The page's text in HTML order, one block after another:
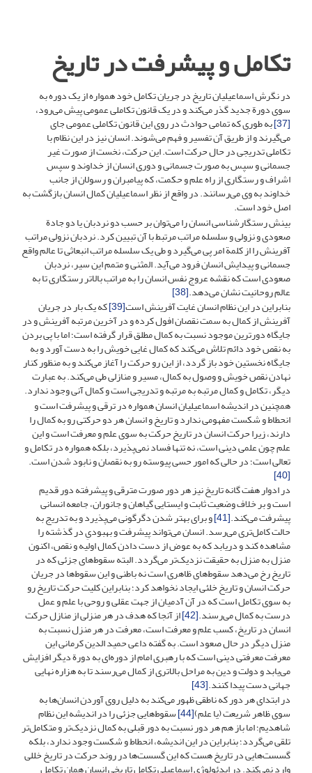
تکامل و پیشرفت در تاریخ
در نگرش اسماعیلیان تاریخ در جریان تکامل خود همواره از یک دوره به
سوی دورة جدید گذر می‌کند و در یک قانون تکاملی عمومی پیش می‌رود،
[37] به طوری که تمامی حوادث در روی این قانون تکاملی عمومی جای
می‌گیرند و از طریق آن تفسیر و فهم می‌شوند. انسان نیز در این نظام با
تکاملی تدریجی در حال حرکت است. این حرکت، نخست از صورت غیر
جسمانی و سپس به صورت جسمانی و دوری انسان از خداوند و سپس
اشراف و رستگاری از راه علم و حکمت، که پیامبران و رسولان از جانب
خداوند به وی می‌رسانند. در واقع از نظر اسماعیلیان کمال انسان بازگشت به
اصل خود است.
بینش رستگارشناسی انسان را می‌توان بر حسب دو نردبان یا دو جادة
صعودی و نزولی و سلسله مراتب مرتبط با آن تبیین کرد. نردبان نزولی مراتب
آفرینش را از کلمة امر پی می‌گیرد و طی یک سلسله مراتب انبعاثی تا عالم واقع
جسمانی و پیدایش انسان فرود می‌آید. المثنی و متمم این سیر، نردبان
صعودی است که نقشه عروج نفس انسان را به مراتب بالاتر رستگاری تا به
عالم روحانیت نشان می‌دهد.[38]
بنابراین در این نظام انسان غایت آفرینش است[39] که یک بار در جریان
آفرینش از کمال به سمت نقصان افول کرده و در آخرین مرتبه آفرینش و در
جایگاه دورترین موجود نسبت به کمال مطلق قرار گرفته است؛ اما با پی‌ بردن
به نقص خود دائم تلاش می‌کند که کمال غایی خویش را به دست آورد و به
جایگاه نخستین خود باز گردد، از این رو حرکت را آغاز می‌کند و به منظور کنار
نهادن نقص خویش و وصول به کمال، مسیر و منازلی طی می‌کند. به عبارت
دیگر، تکامل و کمال مرتبه به مرتبه و تدریجی است و کمال آنی وجود ندارد.
همچنین در اندیشه اسماعیلیان انسان همواره در ترقی و پیشرفت است و
انحطاط و شکست مفهومی ندارد و تاریخ و انسان هر دو حرکتی رو به کمال را
دارند، زیرا حرکت انسان در تاریخ حرکت به سوی علم و معرفت است و این
علم چون علمی دینی است، نه تنها فساد نمی‌پذیرد، بلکه همواره در تکامل و
تعالی است؛ در حالی که امور حسی پیوسته رو به نقصان و نابود شدن است.
[40]
در ادوار هفت گانه تاریخ نیز هر دور صورت مترقی و پیشرفته دور قدیم
است و بر خلاف وضعیت ثابت و ایستایی گیاهان و جانوران، جامعه انسانی
پیشرفت می‌کند.[41] و برای بهتر شدن دگرگونی می‌پذیرد و به تدریج به
حالت کامل‌تری می‌رسد. انسان می‌تواند پیشرفت و بهبودیِ در گذشته را
مشاهده کند و دریابد که به عوض از دست دادن کمال اولیه و نقص، اکنون
منزل به منزل به حقیقت نزدیک‌تر می‌گردد. البته سقوط‌های جزئی که در
تاریخ رخ می‌دهد سقوط‌های ظاهری است نه باطنی و این سقوط‌ها در جریان
حرکت انسان و تاریخ خلئی ایجاد نخواهد کرد؛ بنابراین کلیت حرکت تاریخ رو
به سوی تکامل است که در آن آدمیان از جهت عقلی و روحی با علم و عمل
درست به کمال می‌رسند.[42] از آنجا که هدف در هر منزلی از منازل حرکت
انسان در تاریخ، کسب علم و معرفت است، معرفت در هر منزل نسبت به
منزل دیگر در حال صعود است. به گفته داعی حمید الدین کرمانی این
معرفت معرفتی دینی است که با رهبری امام از دوره‌ای به دورة دیگر افزایش
می‌یابد و دولت و دین به مراحل بالاتری از کمال می‌رسند تا به هزاره نهایی
جهانی دست پیدا کنند.[43]
در ابتدای هر دور که ناطقی ظهور می‌کند به دلیل روی آوردن انسان‌ها به
سوی ظاهر شریعت (یا علم)[44] سقوط‌هایی جزئی را در اندیشه این نظام
شاهدیم؛ اما باز هم هر دور نسبت به دور قبلی به کمال نزدیک‌تر و متکامل‌تر
تلقی می‌گردد؛ بنابراین در این اندیشه، انحطاط و شکست وجود ندارد، بلکه
گسست‌هایی در تاریخ هست که این گسست‌ها در روند حرکت در تاریخ خللی